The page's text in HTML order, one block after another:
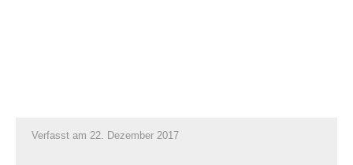
Verfasst am 22. Dezember 2017